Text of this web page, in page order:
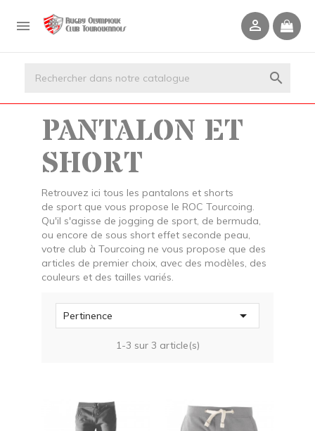
 

PANTALON ET
SHORT
Retrouvez ici tous les pantalons et shorts
de sport que vous propose le ROC Tourcoing.
Qu'il s'agisse de jogging de sport, de bermuda,
ou encore de sous short effet seconde peau,
votre club à Tourcoing ne vous propose que des
articles de premier choix, avec des modèles, des
couleurs et des tailles variés.
Pertinence 
1-3 sur 3 article(s)